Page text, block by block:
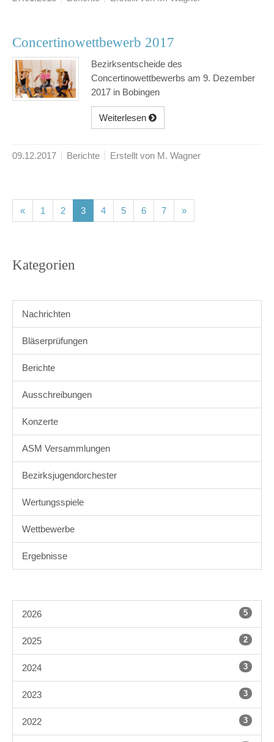
Concertinowettbewerb 2017
Bezirksentscheide des
Concertinowettbewerbs am 9. Dezember
2017 in Bobingen
Weiterlesen
09.12.2017 Berichte Erstellt von M. Wagner
« 1 (current)
2(current)
3(current)
4(current)
5(current)
6(current)
7(current)
»
Kategorien
Nachrichten
Bläserprüfungen
Berichte
Ausschreibungen
Konzerte
ASM Versammlungen
Bezirksjugendorchester
Wertungsspiele
Wettbewerbe
Ergebnisse
2026 5
2025 2
2024 3
2023 3
2022 3